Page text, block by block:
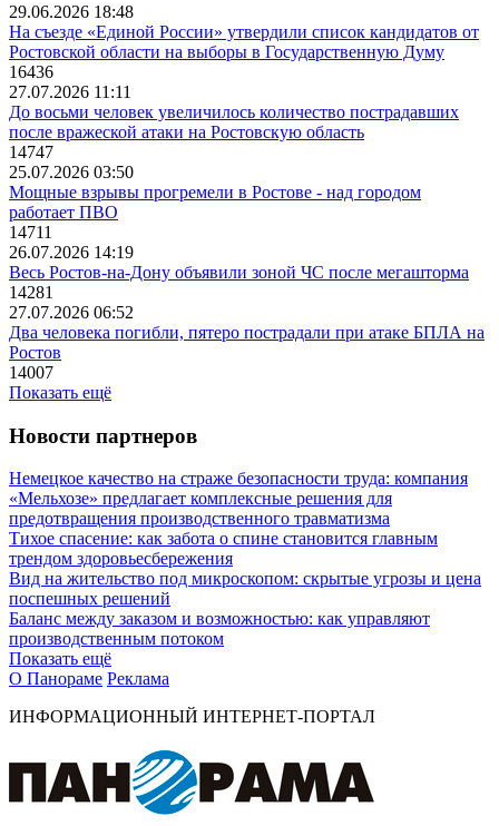
29.06.2026 18:48
На съезде «Единой России» утвердили список кандидатов от
Ростовской области на выборы в Государственную Думу
16436
27.07.2026 11:11
До восьми человек увеличилось количество пострадавших
после вражеской атаки на Ростовскую область
14747
25.07.2026 03:50
Мощные взрывы прогремели в Ростове - над городом
работает ПВО
14711
26.07.2026 14:19
Весь Ростов-на-Дону объявили зоной ЧС после мегашторма
14281
27.07.2026 06:52
Два человека погибли, пятеро пострадали при атаке БПЛА на
Ростов
14007
Показать ещё
Новости партнеров
Немецкое качество на страже безопасности труда: компания
«Мельхозе» предлагает комплексные решения для
предотвращения производственного травматизма
Тихое спасение: как забота о спине становится главным
трендом здоровьесбережения
Вид на жительство под микроскопом: скрытые угрозы и цена
поспешных решений
Баланс между заказом и возможностью: как управляют
производственным потоком
Показать ещё
О Панораме Реклама
ИНФОРМАЦИОННЫЙ ИНТЕРНЕТ-ПОРТАЛ